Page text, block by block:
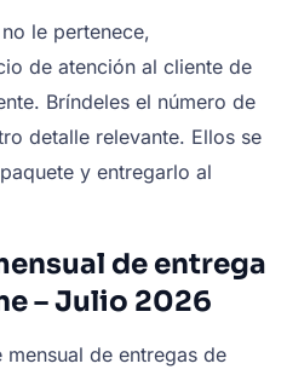
le pertenece,
de atención al cliente de
Bríndeles el número de
detalle relevante. Ellos se
y entregarlo al
de entrega
– Julio 2026
de entregas de